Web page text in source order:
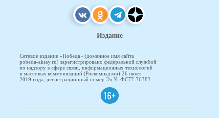
Издание
Сетевое издание «Победа» (доменное имя сайта
pobeda-aksay.ru) зарегистрировано федеральной службой
по надзору в сфере связи, информационных технологий
и массовых коммуникаций (Роскомнадзор) 26 июля
2019 года, регистрационный номер Эл № ФС77-76383
16+